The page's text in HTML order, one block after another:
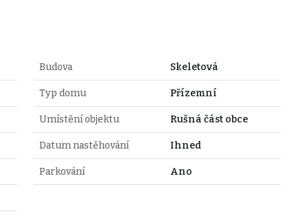
Budova Skeletová
Typ domu Přízemní
Umístění objektu Rušná část obce
Datum nastěhování Ihned
Parkování Ano